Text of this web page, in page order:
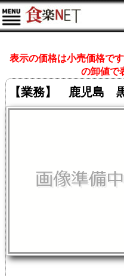
表示の価格は小売価格で
の卸値で
【業務】 鹿児島